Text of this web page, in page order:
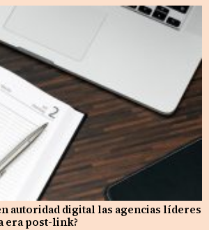
autoridad digital las agencias líderes
era post-link?